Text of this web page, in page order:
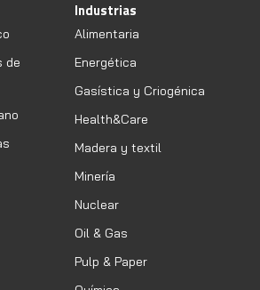
de
Industrias
Alimentaria
Energética
Gasística y Criogénica
Health&Care
Madera y textil
Minería
Nuclear
Oil & Gas
Pulp & Paper